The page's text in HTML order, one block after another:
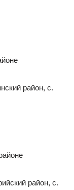
район, с.
район, с.